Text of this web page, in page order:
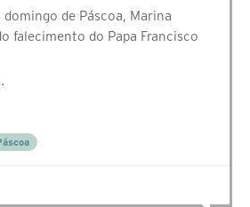
de Páscoa, Marina
falecimento do Papa Francisco